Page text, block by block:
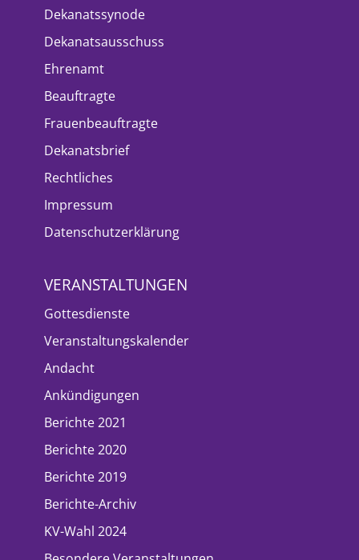
Dekanatssynode
Dekanatsausschuss
Ehrenamt
Beauftragte
Frauenbeauftragte
Dekanatsbrief
Rechtliches
Impressum
Datenschutzerklärung
VERANSTALTUNGEN
Gottesdienste
Veranstaltungskalender
Andacht
Ankündigungen
Berichte 2021
Berichte 2020
Berichte 2019
Berichte-Archiv
KV-Wahl 2024